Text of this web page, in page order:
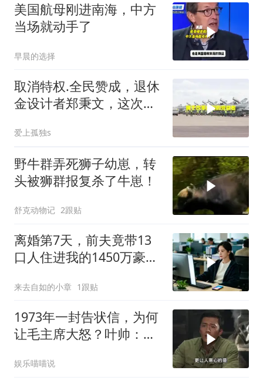
美国航母刚进南海，中方
当场就动手了
早晨的选择
取消特权.全民赞成，退休
金设计者郑秉文，这次站
爱上孤独s
野牛群弄死狮子幼崽，转
头被狮群报复杀了牛崽！
舒克动物记 2跟贴
离婚第7天，前夫竟带13
口人住进我的1450万豪
来去自如的小章 1跟贴
1973年一封告状信，为何
让毛主席大怒？叶帅：杀
娱乐喵喵说